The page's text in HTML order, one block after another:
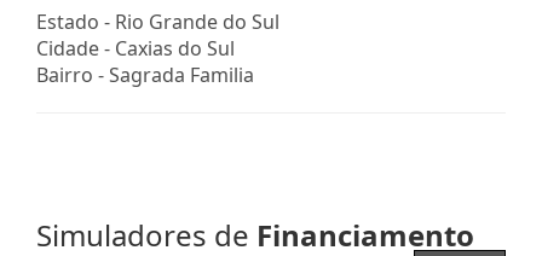
Estado - Rio Grande do Sul
Cidade - Caxias do Sul
Bairro -Sagrada Familia
Simuladores de Financiamento